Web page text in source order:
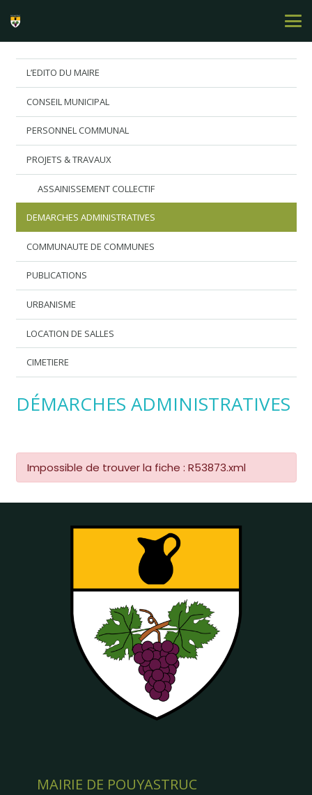
L’EDITO DU MAIRE
CONSEIL MUNICIPAL
PERSONNEL COMMUNAL
PROJETS & TRAVAUX
ASSAINISSEMENT COLLECTIF
DEMARCHES ADMINISTRATIVES
COMMUNAUTE DE COMMUNES
PUBLICATIONS
URBANISME
LOCATION DE SALLES
CIMETIERE
DÉMARCHES ADMINISTRATIVES
Impossible de trouver la fiche : R53873.xml
MAIRIE DE POUYASTRUC